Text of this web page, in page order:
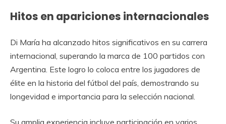
Hitos en apariciones internacionales
Di María ha alcanzado hitos significativos en su carrera
internacional, superando la marca de 100 partidos con
Argentina. Este logro lo coloca entre los jugadores de
élite en la historia del fútbol del país, demostrando su
longevidad e importancia para la selección nacional.